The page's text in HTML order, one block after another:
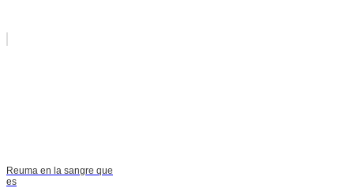
Reuma en la sangre que
es